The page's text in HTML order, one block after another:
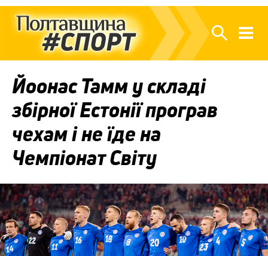
Йоонас Тамм у складі
збірної Естонії програв
чехам і не їде на
Чемпіонат Світу